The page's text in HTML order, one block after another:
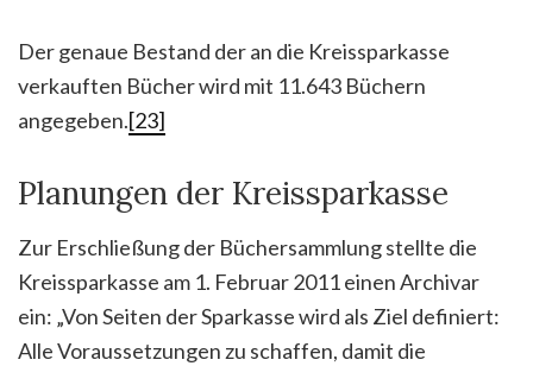
Der genaue Bestand der an die Kreissparkasse
verkauften Bücher wird mit 11.643 Büchern
angegeben.[23]
Planungen der Kreissparkasse
Zur Erschließung der Büchersammlung stellte die
Kreissparkasse am 1. Februar 2011 einen Archivar
ein: „Von Seiten der Sparkasse wird als Ziel definiert:
Alle Voraussetzungen zu schaffen, damit die